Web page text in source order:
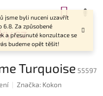
jsme byli nuceni uzavřít
6.8. Za způsobené
a přesunuté konzultace se
budeme opět těšit!
Turquoise 55597
Značka: Kokon